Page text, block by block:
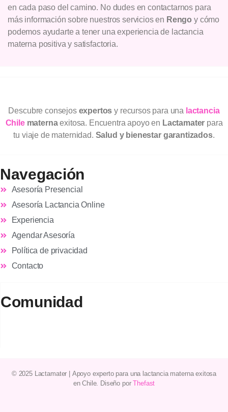
en cada paso del camino. No dudes en contactarnos para
más información sobre nuestros servicios en Rengo y cómo
podemos ayudarte a tener una experiencia de lactancia
materna positiva y satisfactoria.
Descubre consejos expertos y recursos para una lactancia
Chilematernaexitosa. Encuentra apoyo en Lactamater para
tu viaje de maternidad. Salud y bienestar garantizados.
Navegación
Asesoría Presencial
Asesoría Lactancia Online
Experiencia
Agendar Asesoría
Política de privacidad
Contacto
Comunidad
© 2025 Lactamater Apoyo expertopara una lactancia maternaexitosa
enChile. Diseño porThefast